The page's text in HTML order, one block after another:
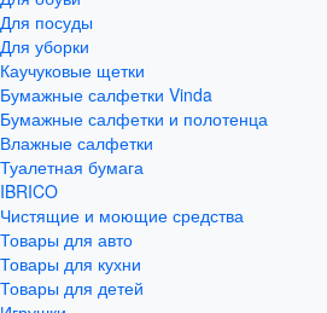
Для посуды
Для уборки
Каучуковые щетки
Бумажные салфетки Vinda
Бумажные салфетки и полотенца
Влажные салфетки
Туалетная бумага
IBRICO
Чистящие и моющие средства
Товары для авто
Товары для кухни
Товары для детей